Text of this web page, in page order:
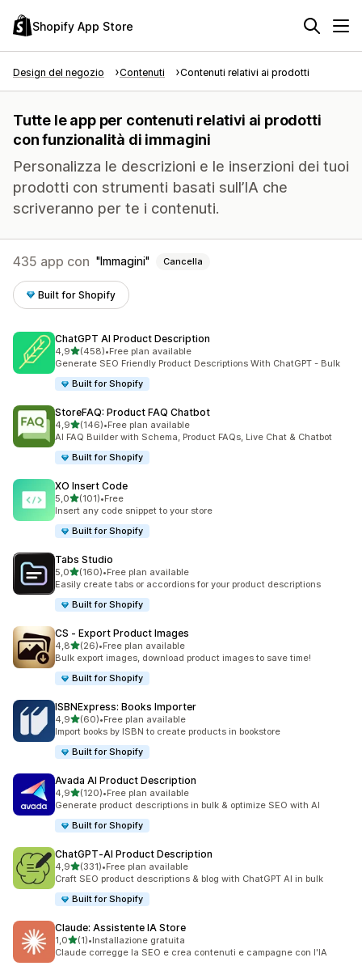
Shopify App Store
Design del negozio Contenuti Contenuti relativi ai prodotti
Tutte le app per contenuti relativi ai prodotti
con funzionalità di immagini
Personalizza le descrizioni e le inserzioni dei tuoi
prodotti con strumenti basati sull’IA che
scriveranno per te i contenuti.
435 app con Immagini Cancella
Built for Shopify
ChatGPT AI Product Description
4,9stelle su 5
(458)
458 recensioni totali
•Free plan available
Generate SEO Friendly Product Descriptions With ChatGPT - Bulk
Built for Shopify
StoreFAQ: Product FAQ Chatbot
4,9stelle su 5
(146)
146 recensioni totali
•Free plan available
AI FAQ Builder with Schema, Product FAQs, Live Chat & Chatbot
Built for Shopify
XO Insert Code
5,0stelle su 5
(101)
101 recensioni totali
•Free
Insert any code snippet to your store
Built for Shopify
Tabs Studio
5,0stelle su 5
(160)
160 recensioni totali
•Free plan available
Easily create tabs or accordions for your product descriptions
Built for Shopify
CS ‑ Export Product Images
4,8stelle su 5
(26)
26 recensioni totali
•Free plan available
Bulk export images, download product images to save time!
Built for Shopify
ISBNExpress: Books Importer
4,9stelle su 5
(60)
60 recensioni totali
•Free plan available
Import books by ISBN to create products in bookstore
Built for Shopify
Avada AI Product Description
4,9stelle su 5
(120)
120 recensioni totali
•Free plan available
Generate product descriptions in bulk & optimize SEO with AI
Built for Shopify
ChatGPT‑AI Product Description
4,9stelle su 5
(331)
331 recensioni totali
•Free plan available
Craft SEO product descriptions & blog with ChatGPT AI in bulk
Built for Shopify
Claude: Assistente IA Store
1,0stelle su 5
(1)
1 recensioni totali
•Installazione gratuita
Claude corregge la SEO e crea contenuti e campagne con l'IA